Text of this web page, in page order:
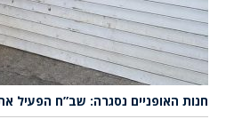
חנות האופניים נסגרה: שב”ח הפעיל